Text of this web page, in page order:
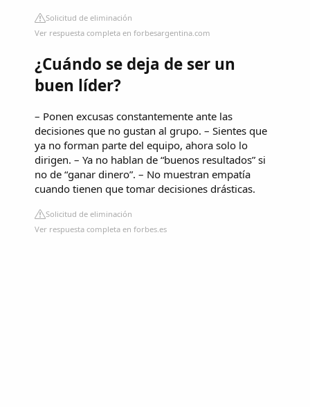
Solicitud de eliminación
Ver respuesta completa en forbesargentina.com
¿Cuándo se deja de ser un
buen líder?
– Ponen excusas constantemente ante las
decisiones que no gustan al grupo. – Sientes que
ya no forman parte del equipo, ahora solo lo
dirigen. – Ya no hablan de “buenos resultados” si
no de “ganar dinero”. – No muestran empatía
cuando tienen que tomar decisiones drásticas.
Solicitud de eliminación
Ver respuesta completa en forbes.es